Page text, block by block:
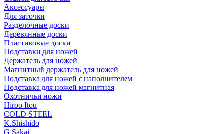
Аксессуары
Для заточки
Разделочные доски
Деревянные доски
Пластиковые доски
Подставки для ножей
Держатель для ножей
Магнитный держатель для ножей
Подставка для ножей с наполнителем
Подставка для ножей магнитная
Охотничьи ножи
Hiroo Itou
COLD STEEL
K.Shishido
G.Sakai